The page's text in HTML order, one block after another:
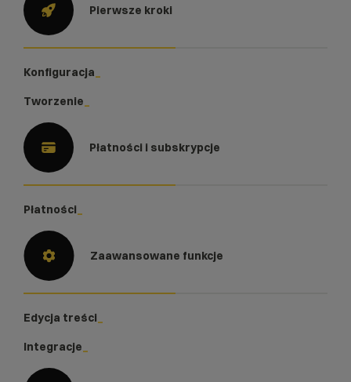
Pierwsze kroki
Konfiguracja
Tworzenie
Płatności i subskrypcje
Płatności
Zaawansowane funkcje
Edycja treści
Integracje